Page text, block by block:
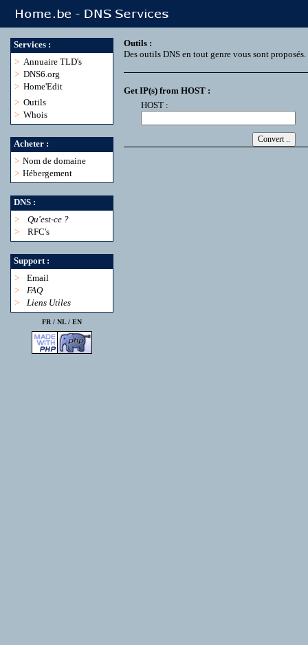
Services :
> Annuaire TLD's
> DNS6.org
> Home'Edit
> Outils
> Whois
Acheter :
> Nom de domaine
> Hébergement
DNS :
>
Qu'est-ce ?
>
RFC's
Support :
>
Email
>
FAQ
>
Liens Utiles
FR / NL/ EN
Outils :
Des outils DNS en tout genre vous sont proposés.
Get IP(s) from HOST :
HOST :